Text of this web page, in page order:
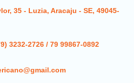
35 - Luzia, Aracaju - SE, 49045-
3232-2726 / 79 99867-0892